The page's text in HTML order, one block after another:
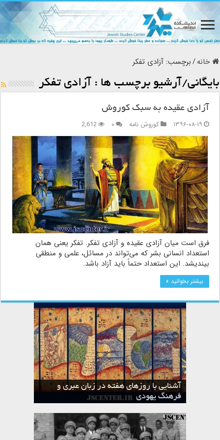
خانه/برچسب:آزادی تفکر
بایگانی/آرشیو برچسب ها : آزادی تفکر
آزادی عقیده به سبک کوروش
۱۳۹۶-۰۸-۱۹
کوروش نامه ۰ 2,612
فرق است میان آزادی عقیده و آزادی تفکر. تفکر یعنی همان
استعداد انسانی بشر که می‏‌تواند در مسائل، علمی و منطقی
بیندیشد. این استعداد حتماً باید آزاد باشد.
بیشتر بخوانید »
آشنایی با روزهای هفته در زبان عبری و
فرهنگ یهودی
ماه نیسان در تقویم عبری و میراث یهود
تقویم عبری
ماه شواط در تقویم عبری و میراث یهود
ماه طوت در تقویم عبری و میراث یهود
ماه حشوان در تقویم عبری و میراث یهود
ماه تیشری در تقویم عبری و میراث یهود
ماه الول در تقویم عبری و میراث یهود